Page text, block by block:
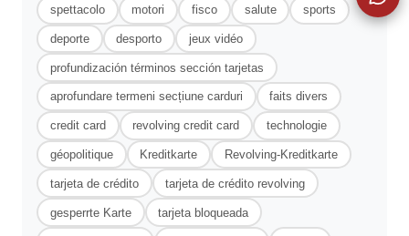
spettacolo motori fisco salute sports
deporte desporto jeux vidéo
profundización términos sección tarjetas
aprofundare termeni secțiune carduri faits divers
credit card revolving credit card technologie
géopolitique Kreditkarte Revolving-Kreditkarte
tarjeta de crédito tarjeta de crédito revolving
gesperrte Karte tarjeta bloqueada